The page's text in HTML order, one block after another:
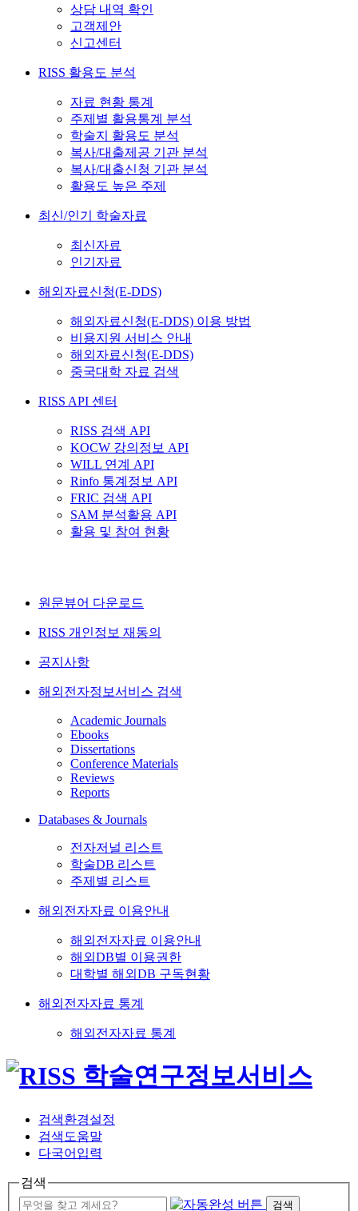
상담 내역 확인
고객제안
신고센터
RISS 활용도 분석
자료 현황 통계
주제별 활용통계 분석
학술지 활용도 분석
복사/대출제공 기관 분석
복사/대출신청 기관 분석
활용도 높은 주제
최신/인기 학술자료
최신자료
인기자료
해외자료신청(E-DDS)
해외자료신청(E-DDS) 이용 방법
비용지원 서비스 안내
해외자료신청(E-DDS)
중국대학 자료 검색
RISS API 센터
RISS 검색 API
KOCW 강의정보 API
WILL 연계 API
Rinfo 통계정보 API
FRIC 검색 API
SAM 분석활용 API
활용 및 참여 현황
원문뷰어 다운로드
RISS 개인정보 재동의
공지사항
해외전자정보서비스 검색
Academic Journals
Ebooks
Dissertations
Conference Materials
Reviews
Reports
Databases & Journals
전자저널 리스트
학술DB 리스트
주제별 리스트
해외전자자료 이용안내
해외전자자료 이용안내
해외DB별 이용권한
대학별 해외DB 구독현황
해외전자자료 통계
해외전자자료 통계
검색환경설정
검색도움말
다국어입력
검색
검색